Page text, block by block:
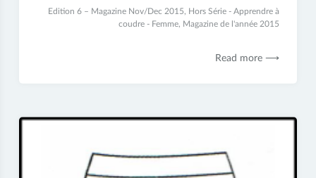
Edition 6 – Magazine Nov/Dec 2015
Hors Série - Apprendre à
coudre - Femme Magazine de l'année 2015
Read more ⟶